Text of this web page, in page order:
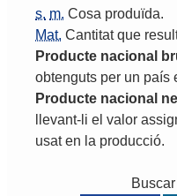
s. m. Cosa produïda.
Mat. Cantitat que
Producte nacional
obtenguts per un país
Producte nacional
llevant- li el valor
usat en la producció.
Buscar